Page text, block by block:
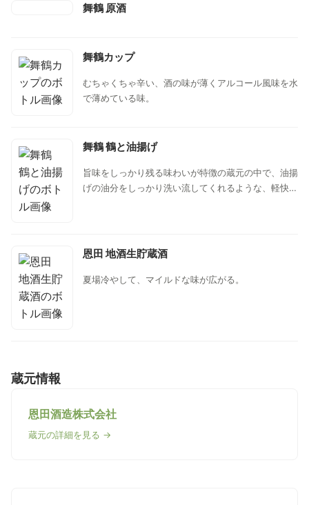
舞鶴 原酒
舞鶴カップ
むちゃくちゃ辛い、酒の味が薄くアルコール風味を水
で薄めている味。
舞鶴 鶴と油揚げ
旨味をしっかり残る味わいが特徴の蔵元の中で、油揚
げの油分をしっかり洗い流してくれるような、軽快で
酒”がオススメ。
恩田 地酒生貯蔵酒
夏場冷やして、マイルドな味が広がる。
蔵元情報
恩田酒造株式会社
蔵元の詳細を見る →